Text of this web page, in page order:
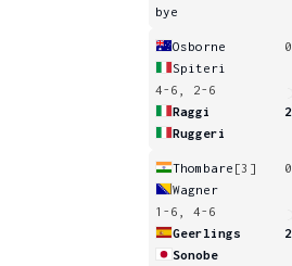
bye
Osborne
0
Spiteri
4-6, 2-6
Raggi
2
Ruggeri
Thombare [3]
0
Wagner
1-6, 4-6
Geerlings
2
Sonobe